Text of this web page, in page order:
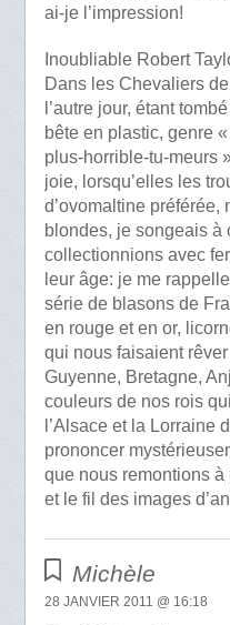
ai-je l’impression!
Inoubliable Robert
Dans les Chevaliers
l’autre jour, étant
bête en plastic, genre
plus-horrible-tu-meurs
joie, lorsqu’elles les
d’ovomaltine préférée,
blondes, je songeais à
collectionnions avec
leur âge: je me
série de blasons de
en rouge et en or,
qui nous faisaient
Guyenne, Bretagne,
couleurs de nos rois
l’Alsace et la Lorraine
prononcer
que nous remontions
et le fil des images
Michèle
28 JANVIER 2011 @ 16:18